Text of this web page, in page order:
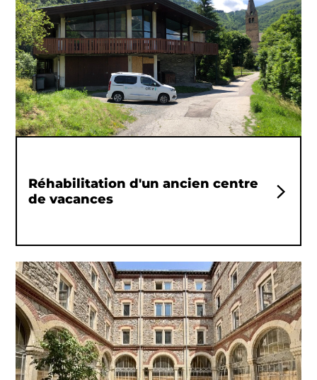
Réhabilitation d'un ancien centre
de vacances